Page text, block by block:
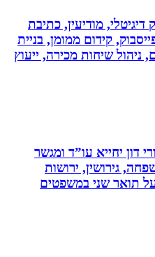
מודיעין, כתיבת
קידום ממומן, בניית
שיחות מכירה, ייעוץ
יחייא עו”ד ומגשר
ירושות
בעל תואר שני במשפטים